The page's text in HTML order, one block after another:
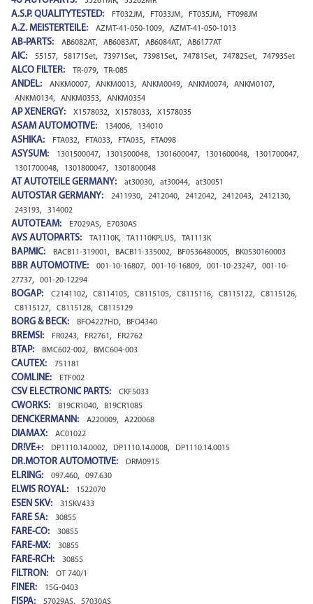
A.S.P. QUALITYTESTED: FT032JM, FT033JM, FT035JM, FT098JM
A.Z. MEISTERTEILE: AZMT-41-050-1009, AZMT-41-050-1013
AB-PARTS: AB6082AT, AB6083AT, AB6084AT, AB6177AT
AIC: 55157, 58171Set, 73971Set, 73981Set, 74781Set, 74782Set, 74793Set
ALCO FILTER: TR-079, TR-085
ANDEL: ANKM0007, ANKM0013, ANKM0049, ANKM0074, ANKM0107,
ANKM0134, ANKM0353, ANKM0354
AP XENERGY: X1578032, X1578033, X1578035
ASAM AUTOMOTIVE: 134006, 134010
ASHIKA: FTA032, FTA033, FTA035, FTA098
ASYSUM: 1301500047, 1301500048, 1301600047, 1301600048, 1301700047,
1301700048, 1301800047, 1301800048
AT AUTOTEILE GERMANY: at30030, at30044, at30051
AUTOSTAR GERMANY: 2411930, 2412040, 2412042, 2412043, 2412130,
243193, 314002
AUTOTEAM: E7029AS, E7030AS
AVS AUTOPARTS: TA1110K, TA1110KPLUS, TA1113K
BAPMIC: BACB11-319001 , BACB11-335002, BF0536480005, BK0530160003
BBR AUTOMOTIVE: 001-10-16807, 001-10-16809, 001-10-23247,
001-10-
27737, 001-20-12294
BOGAP: C2141102, C8114105, C8115105, C8115116, C8115122, C8115126,
C8115127, C8115128, C8115129
BORG & BECK: BFO4227HD, BFO4340
BREMSI: FR0243, FR2761 , FR2762
BTAP: BMC602-002, BMC604-003
CAUTEX: 751181
COMLINE: ETF002
CSV ELECTRONIC PARTS: CKF5033
CWORKS: B19CR1040, B19CR1085
DENCKERMANN: A220009, A220068
DIAMAX: AC01022
DR!VE+: DP1110.14.0002, DP1110.14.0008, DP1110.14.0015
DR.MOTOR AUTOMOTIVE: DRM0915
ELRING: 097.460, 097.630
ELWIS ROYAL: 1522070
ESEN SKV: 31SKV433
FARE SA: 30855
FARE-CO: 30855
FARE-MX: 30855
FARE-RCH: 30855
FILTRON: OT 740/1
FINER: 15G-0403
FISPA: 57029AS, 57030AS